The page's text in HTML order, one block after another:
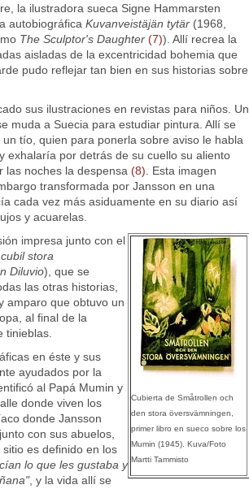
la ilustradora sueca Signe Hammarsten
autobiográfica Kuvanveistäjän tytär(1968,
The Sculptor's Daughter (7)). Allí recrea la
aisladas de la excentricidad bohemia que
pudo reflejar tan bien en sus historias sobre
sus ilustraciones en revistas para niños. Un
muda a Suecia para estudiar pintura. Allí se
tío, quien para ponerla sobre aviso le habla
exhalaría por detrás de su cuello su aliento
las noches la despensa (8) . Esta imagen
transformada por Jansson en una
cada vez más asiduamente en su diario así
y acuarelas.
Cubierta de Småtrollen och
den stora översvämningen,
primer libro en sueco sobre los
Mumin (1945). Kuva/Foto
Martti Tammisto
impresa junto con el
stora
Diluvio), que se
las otras historias,
amparo que obtuvo un
al final de la
tinieblas.
en éste y sus
ayudados por la
al Papá Mumin y
donde viven los
donde Jansson
con sus abuelos,
es definido en los
lo que les gustaba y
, y la vida allí se